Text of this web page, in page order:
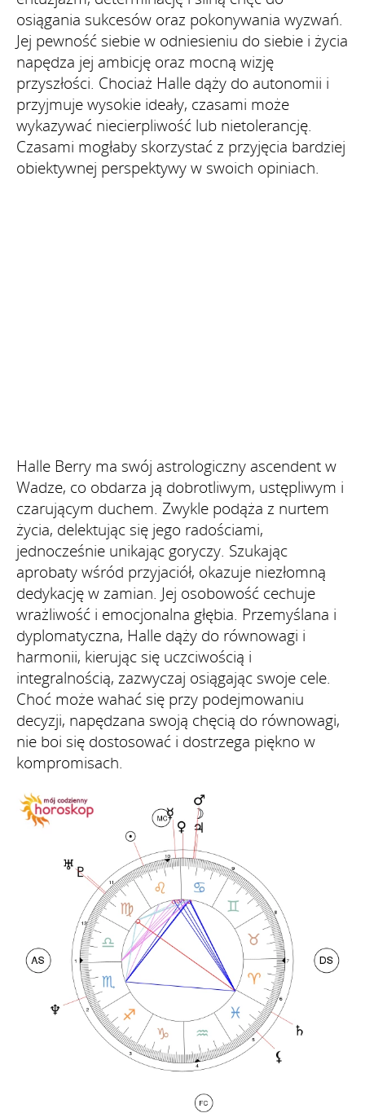
osiągania sukcesów oraz pokonywania wyzwań.
Jej pewność siebie w odniesieniu do siebie i życia
napędza jej ambicję oraz mocną wizję
przyszłości. Chociaż Halle dąży do autonomii i
przyjmuje wysokie ideały, czasami może
wykazywać niecierpliwość lub nietolerancję.
Czasami mogłaby skorzystać z przyjęcia bardziej
obiektywnej perspektywy w swoich opiniach.
Halle Berry ma swój astrologiczny ascendent w
Wadze, co obdarza ją dobrotliwym, ustępliwym i
czarującym duchem. Zwykle podąża z nurtem
życia, delektując się jego radościami,
jednocześnie unikając goryczy. Szukając
aprobaty wśród przyjaciół, okazuje niezłomną
dedykację w zamian. Jej osobowość cechuje
wrażliwość i emocjonalna głębia. Przemyślana i
dyplomatyczna, Halle dąży do równowagi i
harmonii, kierując się uczciwością i
integralnością, zazwyczaj osiągając swoje cele.
Choć może wahać się przy podejmowaniu
decyzji, napędzana swoją chęcią do równowagi,
nie boi się dostosować i dostrzega piękno w
kompromisach.